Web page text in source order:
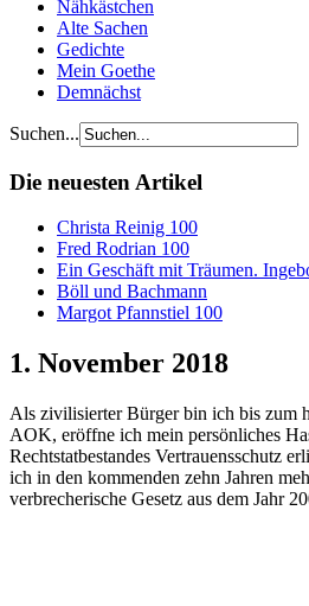
Nähkästchen
Alte Sachen
Gedichte
Mein Goethe
Demnächst
Suchen...
Die neuesten Artikel
Christa Reinig 100
Fred Rodrian 100
Ein Geschäft mit Träumen.
Böll und Bachmann
Margot Pfannstiel 100
1. November 2018
Als zivilisierter Bürger bin ich bis zum
AOK, eröffne ich mein persönliches
Rechtstatbestandes Vertrauensschutz
ich in den kommenden zehn Jahren
verbrecherische Gesetz aus dem Jahr